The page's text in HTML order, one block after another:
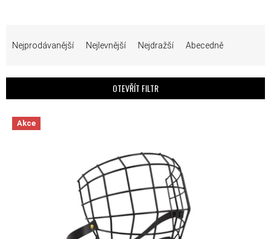
Nejprodávanější Nejlevnější Nejdražší Abecedně
OTEVŘÍT FILTR
VÝPIS PRODUKTŮ
Akce